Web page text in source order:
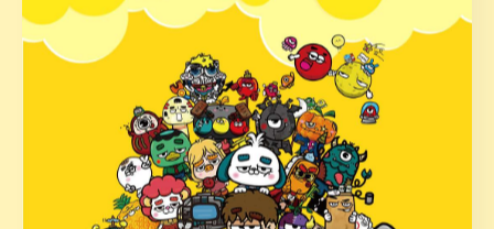
全てのカテゴリー
オリジナル
イラストレーター
ロゴ
絵本